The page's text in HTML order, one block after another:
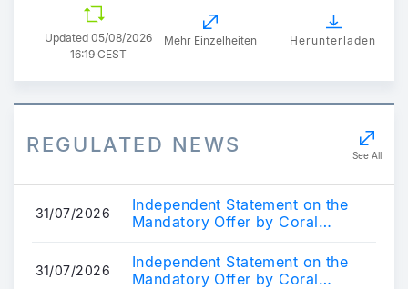
Updated 05/08/2026
16:19 CEST
Mehr Einzelheiten Herunterladen
REGULATED NEWS See All
31/07/2026
Independent Statement on the
Mandatory Offer by Coral
Atlantic Sapphi...
31/07/2026
Independent Statement on the
Mandatory Offer by Coral